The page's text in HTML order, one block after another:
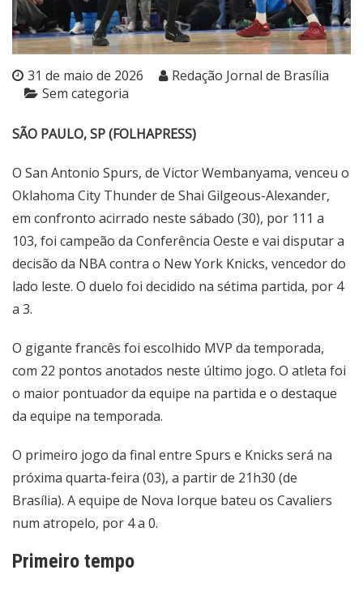
31 de maio de 2026
Redação Jornal de Brasília
Sem categoria
SÃO PAULO, SP (FOLHAPRESS)
O San Antonio Spurs, de Victor Wembanyama, venceu o
Oklahoma City Thunder de Shai Gilgeous-Alexander,
em confronto acirrado neste sábado (30), por 111 a
103, foi campeão da Conferência Oeste e vai disputar a
decisão da NBA contra o New York Knicks, vencedor do
lado leste. O duelo foi decidido na sétima partida, por 4
a 3.
O gigante francês foi escolhido MVP da temporada,
com 22 pontos anotados neste último jogo. O atleta foi
o maior pontuador da equipe na partida e o destaque
da equipe na temporada.
O primeiro jogo da final entre Spurs e Knicks será na
próxima quarta-feira (03), a partir de 21h30 (de
Brasília). A equipe de Nova Iorque bateu os Cavaliers
num atropelo, por 4 a 0.
Primeiro tempo